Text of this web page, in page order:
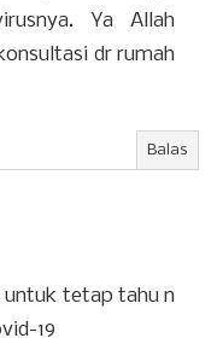
Ya Allah
dr rumah
Balas
untuk tetap tahu n
19